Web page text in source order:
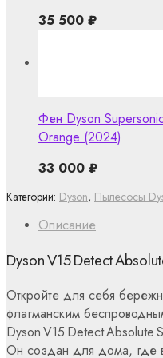
Описание
Dyson V15 Detect
Откройте для себя
флагманским
Dyson V15 Detect Absolute
Он создан для дома, где
Категории: Dyson, Пылесосы
35 500 ₽
Фен Dyson
Orange (2024)
33 000 ₽